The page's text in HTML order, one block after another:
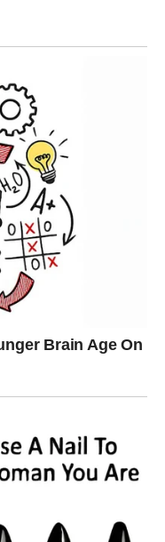
pravi procvat.
precizne i – što je
nema
se na vas i
tokom februara
koja im menja tok
dolazi kroz rad,
ranije započeli, a
nad životom se vraća
vremena, nemate
kontrolom. Život
se rešavaju